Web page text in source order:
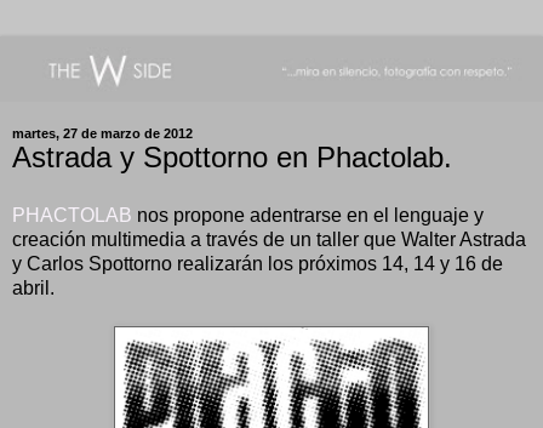
martes, 27 de marzo de 2012
Astrada y Spottorno en Phactolab.
PHACTOLAB nos propone adentrarse en el lenguaje y
creación multimedia a través de un taller que Walter Astrada
y Carlos Spottorno realizarán los próximos 14, 14 y 16 de
abril.